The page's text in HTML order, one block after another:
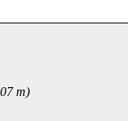
m)